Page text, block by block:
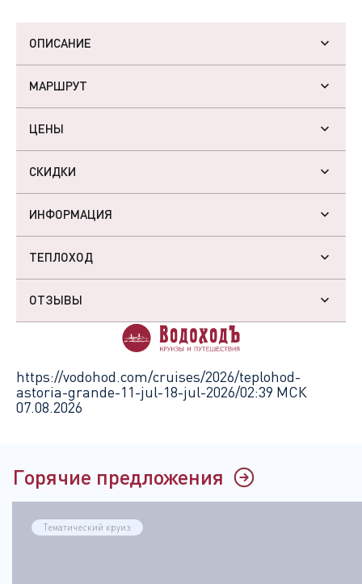
ОПИСАНИЕ
МАРШРУТ
ЦЕНЫ
СКИДКИ
ИНФОРМАЦИЯ
ТЕПЛОХОД
ОТЗЫВЫ
https://vodohod.com/cruises/2026/teplohod-
astoria-grande-11-jul-18-jul-2026/02:39 МСК
07.08.2026
Горячие предложения
Тематический круиз